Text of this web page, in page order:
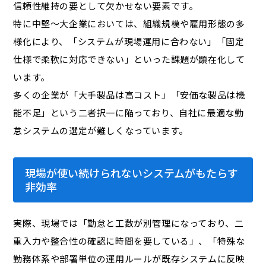
信頼性維持の要として欠かせない要素です。
特に中堅～大企業においては、組織規模や雇用形態の多
様化により、「システムが現場運用に合わない」「固定
仕様で柔軟に対応できない」といった課題が顕在化して
います。
多くの企業が「大手製品は高コスト」「安価な製品は機
能不足」という二者択一に陥っており、自社に最適な勤
怠システムの選定が難しくなっています。
現場が使い続けられないシステムがもたらす
非効率
実際、現場では「勤怠と工数が別管理になっており、二
重入力や整合性の確認に時間を要している」、「特殊な
勤務体系や部署単位の運用ルールが既存システムに反映